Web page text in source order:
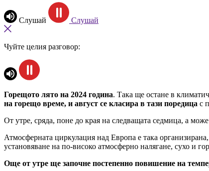
Слушай Слушай
Чуйте целия разговор:
Горещото лято на 2024 година. Така ще остане в
на горещо време, и август се класира в тази поредица с
От утре, сряда, поне до края на следващата седмица, а
Атмосферната циркулация над Европа е така
установяване на по-високо атмосферно налягане, сухо и
Още от утре ще започне постепенно повишение на